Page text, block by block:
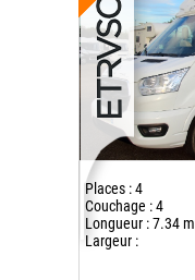
Places : 4
Couchage : 4
Longueur : 7.34 m
Largeur :